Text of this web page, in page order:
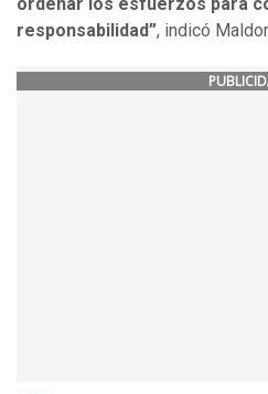
ordenar los esfuerzos para
responsabilidad”, indicó